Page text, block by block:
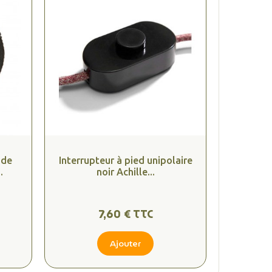
Interrupteur à pied unipolaire
noir Achille...
7,60 € TTC
Ajouter